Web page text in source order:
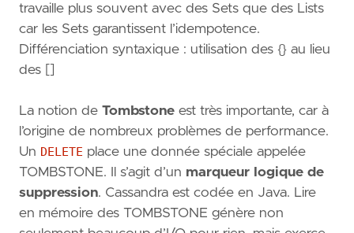
travaille plus souvent avec des Sets que des Lists
car les Sets garantissent l’idempotence.
Différenciation syntaxique : utilisation des {} au lieu
des []
La notion de Tombstone est très importante, car à
l’origine de nombreux problèmes de performance.
Un DELETE place une donnée spéciale appelée
TOMBSTONE. Il s’agit d’un marqueur logique de
suppression. Cassandra est codée en Java. Lire
en mémoire des TOMBSTONE génère non